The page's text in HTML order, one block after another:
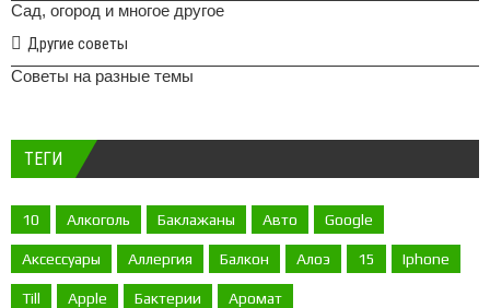
Сад, огород и многое другое
Другие советы
Советы на разные темы
ТЕГИ
10 Алкоголь Баклажаны Авто Google
Аксессуары Аллергия Балкон Алоэ 15 Iphone
Till Apple Бактерии Аромат